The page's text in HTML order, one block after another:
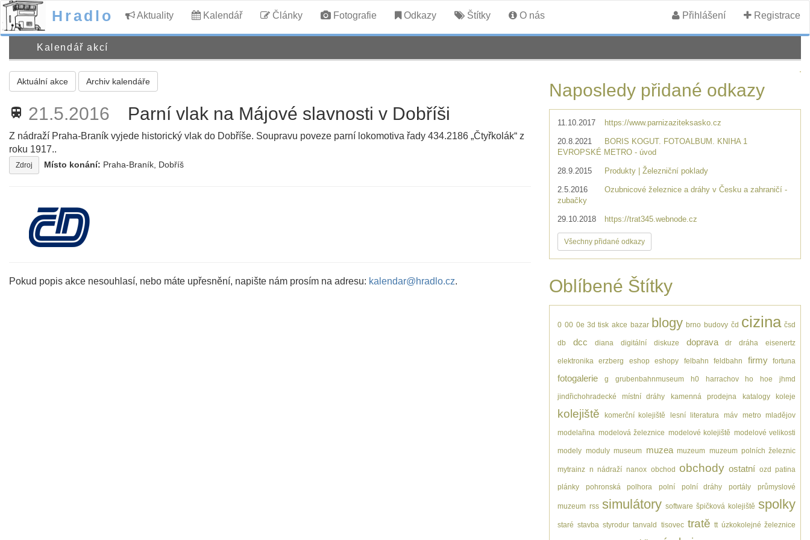
Hradlo Aktuality Kalendář Články Fotografie Odkazy Štítky O nás Přihlášení Registrace
Kalendář akcí
Aktuální akce Archiv kalendáře
train 21.5.2016 Parní vlak na Májové slavnosti v Dobříši
Z nádraží Praha-Braník vyjede historický vlak do Dobříše. Soupravu poveze parní lokomotiva řady 434.2186 „Čtyřkolák“ z
roku 1917..
Zdroj Místo konání: Praha-Braník, Dobříš
Pokud popis akce nesouhlasí, nebo máte upřesnění, napište nám prosím na adresu: kalendar@hradlo.cz.
Naposledy přidané odkazy
11.10.2017 https://www.parnizaziteksasko.cz
20.8.2021
BORIS KOGUT. FOTOALBUM. KNIHA 1
EVROPSKÉ METRO - úvod
28.9.2015 Produkty | Železniční poklady
2.5.2016
Ozubnicové železnice a dráhy v Česku a zahraničí -
zubačky
29.10.2018 https://trat345.webnode.cz
Všechny přidané odkazy
Oblíbené Štítky
0 00 0e 3d tisk akce bazar blogy brno budovy čd cizina čsd
db dcc diana digitální diskuze doprava dr dráha eisenertz
elektronika erzberg eshop eshopy felbahn feldbahn firmy fortuna
fotogalerie g grubenbahnmuseum h0 harrachov ho hoe jhmd
jindřichohradecké místní dráhy kamenná prodejna katalogy koleje
kolejiště komerční kolejiště lesní literatura máv metro mladějov
modelařina modelová železnice modelové kolejiště modelové velikosti
modely moduly museum muzea muzeum muzeum polních železnic
mytrainz n nádraží nanox obchod obchody ostatní ozd patina
plánky pohronská polhora polní polní dráhy portály průmyslové
muzeum rss simulátory software špičková kolejiště spolky
staré stavba styrodur tanvald tisovec tratě tt úzkokolejné železnice